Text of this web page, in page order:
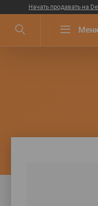
Начать продавать на